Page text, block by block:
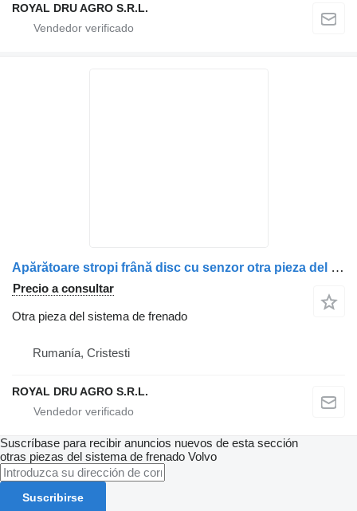
ROYAL DRU AGRO S.R.L.
Apărătoare stropi frână disc cu senzor otra pieza del sistema de frenado para Volvo camión
Precio a consultar
Otra pieza del sistema de frenado
Rumanía, Cristesti
ROYAL DRU AGRO S.R.L.
Suscríbase para recibir anuncios nuevos de esta sección
otras piezas del sistema de frenado Volvo
Suscribirse